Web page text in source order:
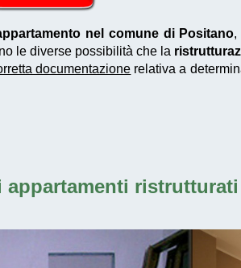
nel comune di Positano,
le diverse possibilità che la
documentazione relativa a
appartamenti